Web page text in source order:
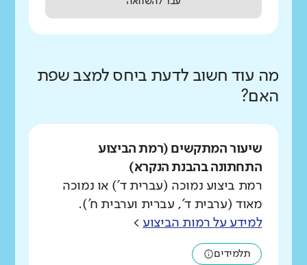
מה עוד חשוב לדעת ביחס למצב שפת
האם?
שיעור המתקשים (רמת הביצוע
התחתונה בהבנת הנקרא)
רמת ביצוע נמוכה (עברית ד') או נמוכה
מאוד (ערבית ד', עברית וערבית ח').
למידע על רמות הביצוע >
תלמידים